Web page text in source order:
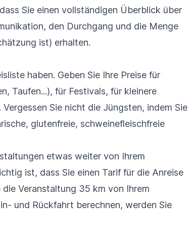
Sie einen vollständigen Überblick über
den Durchgang und die Menge
ist) erhalten.
haben. Geben Sie Ihre Preise für
Taufen...), für Festivals, für kleinere
Sie nicht die Jüngsten, indem Sie
glutenfreie, schweinefleischfreie
etwas weiter von Ihrem
ist, dass Sie einen Tarif für die Anreise
Veranstaltung 35 km von Ihrem
und Rückfahrt berechnen, werden Sie